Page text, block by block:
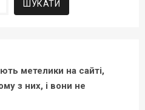
метелики на сайті,
з них, і вони не